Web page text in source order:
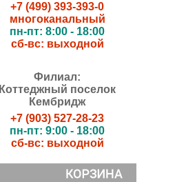
+7 (499) 393-393-0
многоканальный
пн-пт: 8:00 - 18:00
сб-вс: выходной
Филиал:
Коттеджный поселок
Кембридж
+7 (903) 527-28-23
пн-пт: 9:00 - 18:00
сб-вс: выходной